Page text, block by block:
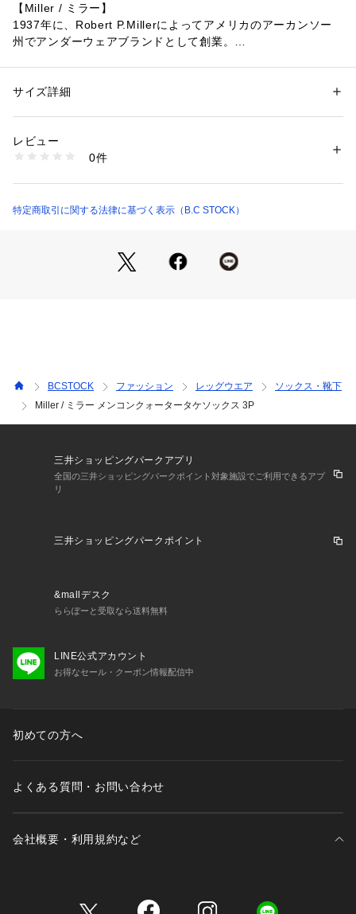
【Miller / ミラー】
1937年に、Robert P.Millerによってアメリカのアーカンソー
州でアンダーウェアブランドとして創業。
■カラーについて
その他カラー A (900):AS
弊社販売サイズ名:メーカーサイズ名
※またパソコン・スマートフォンなどの環境により、若干製品
と画像のカラーが異なる場合もございます。
※商品の色味は、商品アップ画像をご参照ください。
性別：レディース
素材：本体:ポリエステル、綿、その他
商品番号：
26094730000310 （ショップ）
サイズ詳細
レビュー
0件
特定商取引に関する法律に基づく表示（B.C STOCK）
BCSTOCK ファッション レッグウエア
ソックス・靴下
Miller / ミラー メンコンクォータータケソックス 3P
三井ショッピングパークアプリ
全国の三井ショッピングパークポイント対象施設でご利用できるアプ
リ
三井ショッピングパークポイント
&mallデスク
ららぽーと受取なら送料無料
LINE公式アカウント
お得なセール・クーポン情報配信中
初めての方へ
よくある質問・お問い合わせ
会社概要・利用規約など